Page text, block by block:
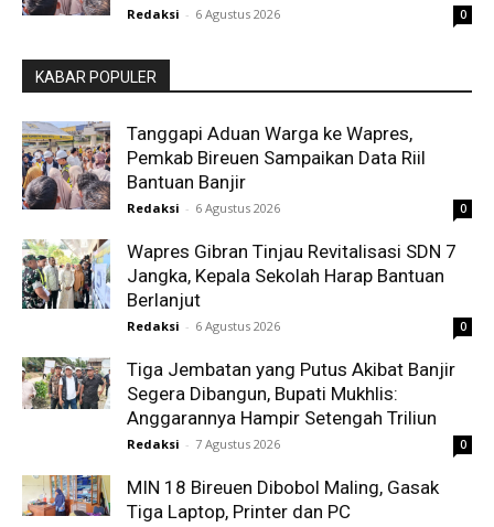
Redaksi - 6 Agustus 2026 0
KABAR POPULER
Tanggapi Aduan Warga ke Wapres,
Pemkab Bireuen Sampaikan Data Riil
Bantuan Banjir
Redaksi - 6 Agustus 2026 0
Wapres Gibran Tinjau Revitalisasi SDN 7
Jangka, Kepala Sekolah Harap Bantuan
Berlanjut
Redaksi - 6 Agustus 2026 0
Tiga Jembatan yang Putus Akibat Banjir
Segera Dibangun, Bupati Mukhlis:
Anggarannya Hampir Setengah Triliun
Redaksi - 7 Agustus 2026 0
MIN 18 Bireuen Dibobol Maling, Gasak
Tiga Laptop, Printer dan PC